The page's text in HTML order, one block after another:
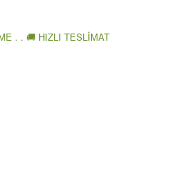
. . 🚚 HIZLI TESLİMAT